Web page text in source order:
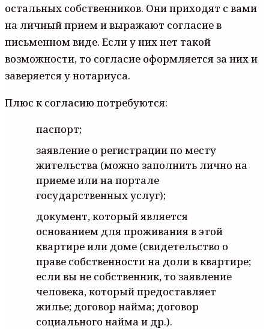
остальных собственников. Они приходят с вами
на личный прием и выражают согласие в
письменном виде. Если у них нет такой
возможности, то согласие оформляется за них и
заверяется у нотариуса.
Плюс к согласию потребуются:
паспорт;
заявление о регистрации по месту
жительства (можно заполнить лично на
приеме или на портале
государственных услуг);
документ, который является
основанием для проживания в этой
квартире или доме (свидетельство о
праве собственности на доли в квартире;
если вы не собственник, то заявление
человека, который предоставляет
жилье; договор найма; договор
социального найма и др.).